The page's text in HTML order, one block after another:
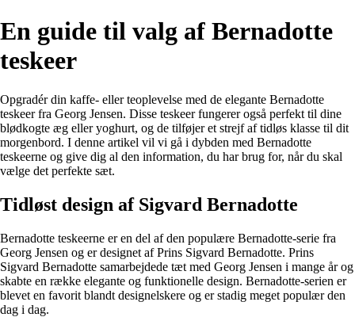
En guide til valg af Bernadotte
teskeer
Opgradér din kaffe- eller teoplevelse med de elegante Bernadotte
teskeer fra Georg Jensen. Disse teskeer fungerer også perfekt til dine
blødkogte æg eller yoghurt, og de tilføjer et strejf af tidløs klasse til dit
morgenbord. I denne artikel vil vi gå i dybden med Bernadotte
teskeerne og give dig al den information, du har brug for, når du skal
vælge det perfekte sæt.
Tidløst design af Sigvard Bernadotte
Bernadotte teskeerne er en del af den populære Bernadotte-serie fra
Georg Jensen og er designet af Prins Sigvard Bernadotte. Prins
Sigvard Bernadotte samarbejdede tæt med Georg Jensen i mange år og
skabte en række elegante og funktionelle design. Bernadotte-serien er
blevet en favorit blandt designelskere og er stadig meget populær den
dag i dag.